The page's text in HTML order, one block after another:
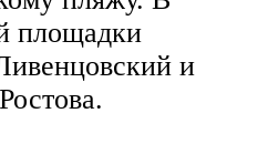
площадки
и